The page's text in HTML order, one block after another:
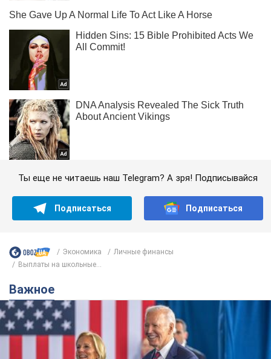
Ты еще не читаешь наш Telegram? А зря! Подписывайся
Подписаться Подписаться
Экономика
Личные финансы
Выплаты на школьные...
Важное